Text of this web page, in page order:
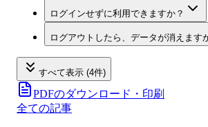
ログインせずに利用できますか？
ログアウトしたら、データが消えます
すべて表示 (4件)
PDFのダウンロード・印刷
全ての記事